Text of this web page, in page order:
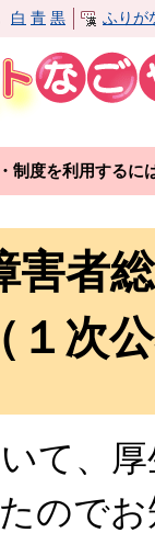
白 青 黒 ふりが
制度を利用するに
害者
（１次
て、
ので